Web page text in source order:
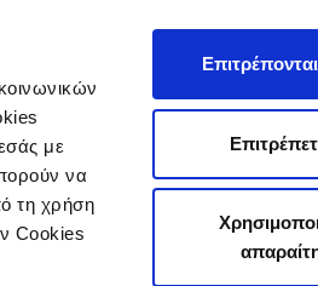
με
να
τη χρήση
Cookies
Επόμενοι